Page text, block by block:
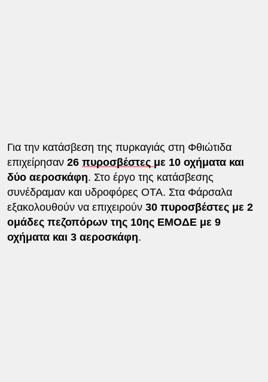
Για την κατάσβεση της πυρκαγιάς στη Φθιώτιδα
επιχείρησαν 26 πυροσβέστες με 10 οχήματα και
δύο αεροσκάφη. Στο έργο της κατάσβεσης
συνέδραμαν και υδροφόρες ΟΤΑ. Στα Φάρσαλα
εξακολουθούν να επιχειρούν 30 πυροσβέστες με 2
ομάδες πεζοπόρων της 10ης ΕΜΟΔΕ με 9
οχήματα και 3 αεροσκάφη.